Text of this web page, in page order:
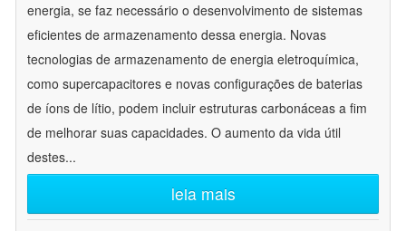
energia, se faz necessário o desenvolvimento de sistemas
eficientes de armazenamento dessa energia. Novas
tecnologias de armazenamento de energia eletroquímica,
como supercapacitores e novas configurações de baterias
de íons de lítio, podem incluir estruturas carbonáceas a fim
de melhorar suas capacidades. O aumento da vida útil
destes...
leia mais